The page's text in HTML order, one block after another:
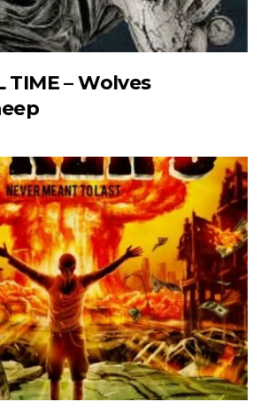
TIME – Wolves